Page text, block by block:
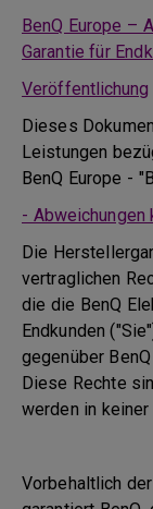
BenQ Europe –
Garantie für
Veröffentlichung
Dieses
Leistungen
BenQ Europe -
- Abweichungen
Die
vertraglichen
die die BenQ
Endkunden
gegenüber
Diese Rechte
werden in
Vorbehaltlich